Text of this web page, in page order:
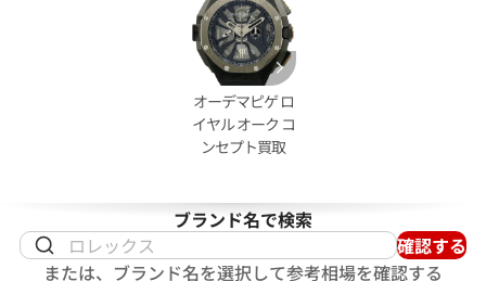
26238ST.OO.A340CA.01
格
ミュージックエディション
15600TI.OO.A343CA.01
参考買取価格
オーデマピゲ ロ
イヤル オーク コ
ンセプト買取
ブランド名で検索
確認する
または、ブランド名を選択して参考相場を確認する